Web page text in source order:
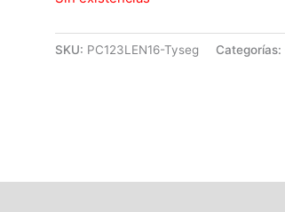
SKU: PC123LEN16-Tyseg Categorías: